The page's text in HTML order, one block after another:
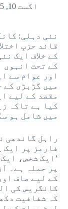
اگست 10, 2025
نئی دہلی:
قائد حزبِ
کے خلاف ایک
کے تحت انہوں
اور عوام سے
میں گڑبڑی کے
مقصد کے لیے
کیا ہے تاکہ
میں شامل ہو
راہل گاندھی
فارمز پر ایک
’ایک شخص،
پر حملہ ہے۔
کے لیے صاف
کانگریس کی
کہ شفافیت